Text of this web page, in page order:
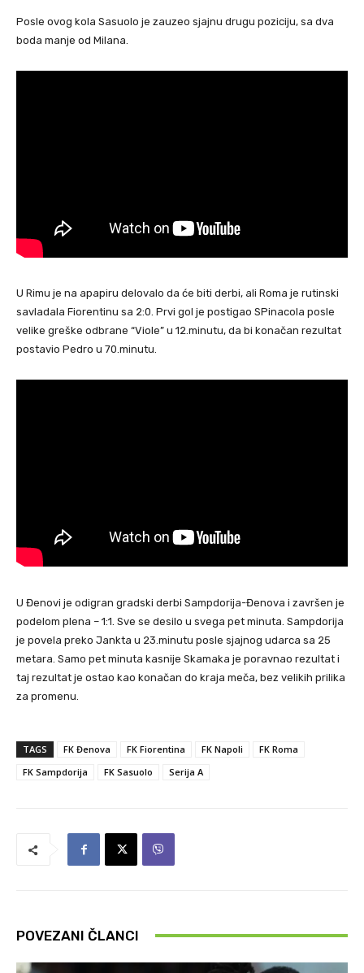
Posle ovog kola Sasuolo je zauzeo sjajnu drugu poziciju, sa dva
boda manje od Milana.
U Rimu je na apapiru delovalo da će biti derbi, ali Roma je rutinski
savladala Fiorentinu sa 2:0. Prvi gol je postigao SPinacola posle
velike greške odbrane “Viole” u 12.minutu, da bi konačan rezultat
postavio Pedro u 70.minutu.
U Đenovi je odigran gradski derbi Sampdorija-Đenova i završen je
podelom plena – 1:1. Sve se desilo u svega pet minuta. Sampdorija
je povela preko Jankta u 23.minutu posle sjajnog udarca sa 25
metara. Samo pet minuta kasnije Skamaka je poravnao rezultat i
taj rezultat je ostao kao konačan do kraja meča, bez velikih prilika
za promenu.
TAGS FK Đenova FK Fiorentina FK Napoli
FK Roma
FK Sampdorija
FK Sasuolo Serija A
POVEZANI ČLANCI